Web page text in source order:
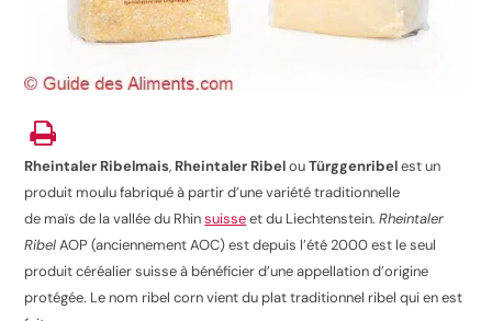
Rheintaler Ribelmais, Rheintaler RibelouTürggenribelest un
produit moulu fabriqué à partir d’une variété traditionnelle
de maïs de la vallée du Rhinsuisse et du Liechtenstein.Rheintaler
RibelAOP (anciennement AOC) est depuis l’été 2000 est le seul
produit céréalier suisse à bénéficier d’une appellation d’origine
protégée. Le nom ribel corn vient du plat traditionnel ribel qui en est